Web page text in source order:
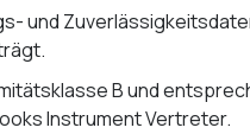
und
B und
Instrument Vertreter.